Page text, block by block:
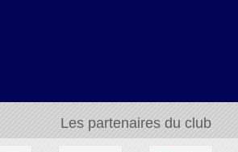
Les partenaires du club